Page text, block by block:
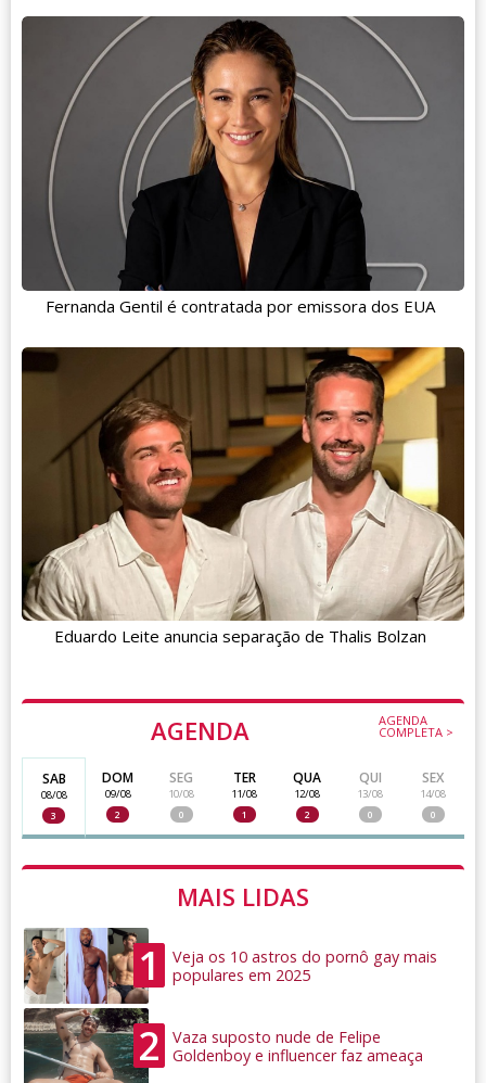
AGENDA AGENDA
COMPLETA >
SAB
08/08
3
DOM
09/08
2
SEG
10/08
0
TER
11/08
1
QUA
12/08
2
QUI
13/08
0
SEX
14/08
0
MAIS LIDAS
1
Veja os 10 astros do pornô gay mais
populares em 2025
2
Vaza suposto nude de Felipe
Goldenboy e influencer faz ameaça
Fernanda Gentil é contratada por emissora dos EUA
Eduardo Leite anuncia separação de Thalis Bolzan